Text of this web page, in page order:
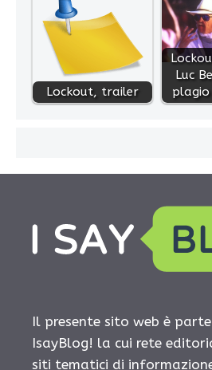
Lockout, trailer
Luc
plagio
Il presente sito web è
IsayBlog! la cui rete
siti tematici di